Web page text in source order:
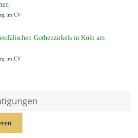
im CV
Gothenzirkels in Köln am
im CV